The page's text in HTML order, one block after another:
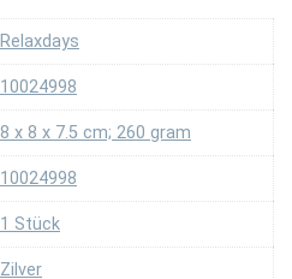
‎Relaxdays
‎10024998
‎8 x 8 x 7.5 cm; 260 gram
‎10024998
‎1 Stück
‎Zilver